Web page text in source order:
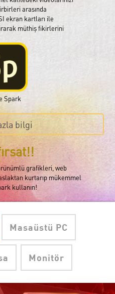
arasında
ekran kartları ile
müthiş fikirlerini
Spark
bilgi
grafikleri, web
kurtarıp mükemmel
kullanın!
Masaüstü PC
Monitör